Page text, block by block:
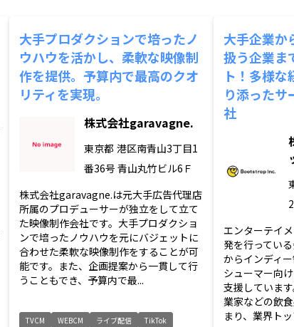
大手プロダクションで培ったノ
ウハウを活かし、柔軟な映像制
作を提供。予算内で最高のクオ
リティを実現。
株式会社garavagne.
東京都 港区南青山3丁目1
番36号 青山丸竹ビル6Ｆ
株式会社garavagne.は元大手広告代理店
所属のプロデューサーが独立をして立て
た映像制作会社です。大手プロダクショ
ンで培ったノウハウを元にバジェットに
合わせた柔軟な映像制作をすることが可
能です。また、企画提案から一貫して行
うこともでき、予算内で最...
TVCM WEBCM ライブ配信
TikTok
大手企業か
扱う企業ま
ト！多様
り添ったサ
社
エンターテイ
発を行ってい
からインディ
シューマー向
支援していま
業家などの飲
まり、業界ト